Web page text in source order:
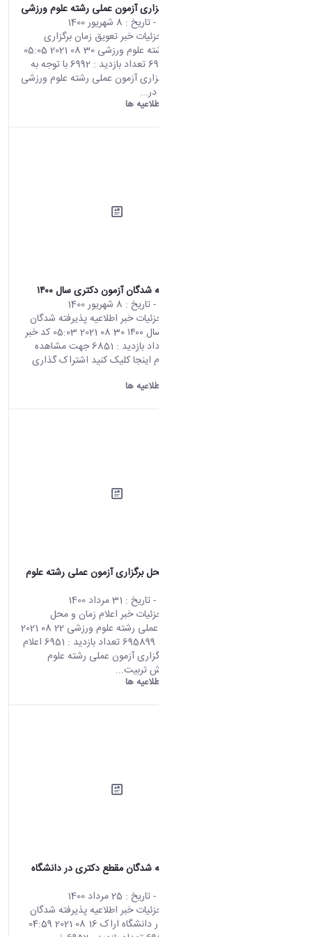
تعویق زمان برگزاری آزمون عملی رشته علوم ورزشی
- تاریخ : 8 شهریور 1400
صفحه اصلی جزئیات خبر تعویق زمان برگزاری
آزمون عملی رشته علوم ورزشی 30 08 2021 05:05
کد خبر : 695714 تعداد بازدید : 6992 با توجه به
تعویق زمان برگزاری آزمون عملی رشته علوم ورزشی
و متعاقباً تأخیر در...
اطلاعیه ها
اطلاعیه پذیرفته شدگان آزمون دکتری سال ۱۴۰۰
- تاریخ : 8 شهریور 1400
صفحه اصلی جزئیات خبر اطلاعیه پذیرفته شدگان
آزمون دکتری سال ۱۴۰۰ 30 08 2021 05:03 کد خبر
: 695733 تعداد بازدید : 6851 جهت مشاهده
اطلاعیه ثبت نام اینجا کلیک کنید اشتراک گذاری
اطلاعیه ها
اعلام زمان و محل برگزاری آزمون عملی رشته‌ علوم
- تاریخ : 31 مرداد 1400
صفحه اصلی جزئیات خبر اعلام زمان و محل
برگزاری آزمون عملی رشته‌ علوم ورزشی 22 08 2021
06:29 کد خبر : 695899 تعداد بازدید : 6951 اعلام
زمان و محل برگزاری آزمون عملی رشته‌ علوم
ورزشی و آموزش تربیت...
اطلاعیه ها
اطلاعیه پذیرفته شدگان مقطع دکتری در دانشگاه
- تاریخ : 25 مرداد 1400
صفحه اصلی جزئیات خبر اطلاعیه پذیرفته شدگان
مقطع دکتری در دانشگاه اراک 16 08 2021 04:59